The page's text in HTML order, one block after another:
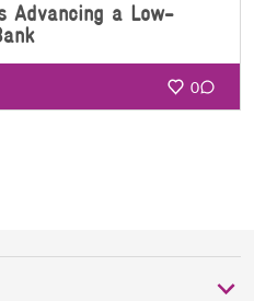
Advancing a Low-
0